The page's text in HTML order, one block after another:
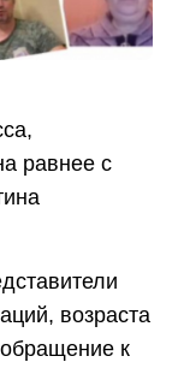
равнее с
возраста
к